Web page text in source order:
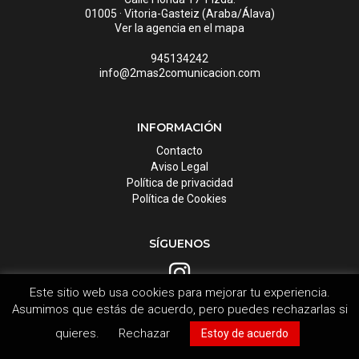
01005 · Vitoria-Gasteiz (Araba/Álava)
Ver la agencia en el mapa
945134242
info@2mas2comunicacion.com
INFORMACIÓN
Contacto
Aviso Legal
Política de privacidad
Política de Cookies
SÍGUENOS
Este sitio web usa cookies para mejorar tu experiencia.
Asumimos que estás de acuerdo, pero puedes rechazarlas si
quieres.
Rechazar Estoy de acuerdo